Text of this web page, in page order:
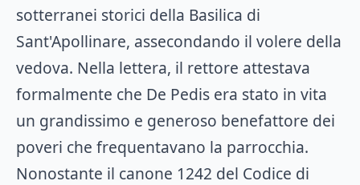
sotterranei storici della Basilica di
Sant'Apollinare, assecondando il volere della
vedova. Nella lettera, il rettore attestava
formalmente che De Pedis era stato in vita
un grandissimo e generoso benefattore dei
poveri che frequentavano la parrocchia.
Nonostante il canone 1242 del Codice di